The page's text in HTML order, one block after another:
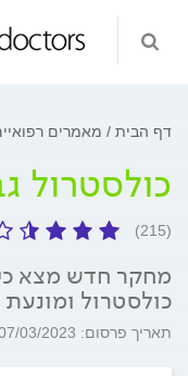
דף הבית מאמרים
כולסטרול
(215)
כולסטרול
תאריך פרסום: 07/03/2023